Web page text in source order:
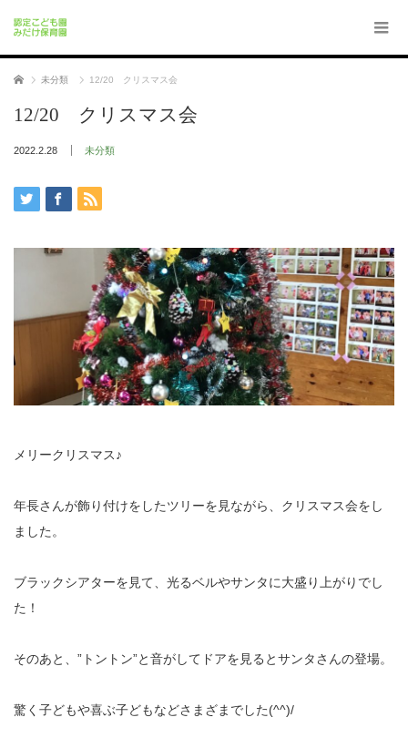
ホーム 未分類 12/20 クリスマス会
12/20 クリスマス会
2022.2.28 未分類
メリークリスマス♪
年長さんが飾り付けをしたツリーを見ながら、クリスマス会をし
ました。
ブラックシアターを見て、光るベルやサンタに大盛り上がりでし
た！
そのあと、”トントン”と音がしてドアを見るとサンタさんの登場。
驚く子どもや喜ぶ子どもなどさまざまでした(^^)/